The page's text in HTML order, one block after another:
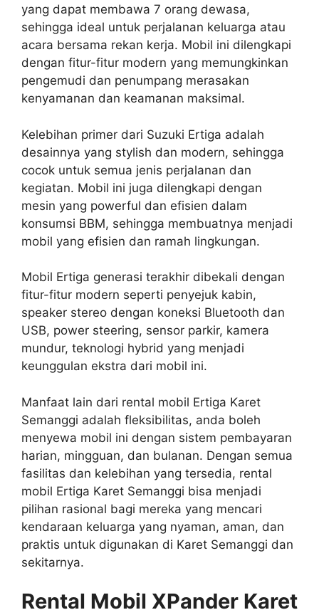
yang dapat membawa 7 orang dewasa,
sehingga ideal untuk perjalanan keluarga atau
acara bersama rekan kerja. Mobil ini dilengkapi
dengan fitur-fitur modern yang memungkinkan
pengemudi dan penumpang merasakan
kenyamanan dan keamanan maksimal.
Kelebihan primer dari Suzuki Ertiga adalah
desainnya yang stylish dan modern, sehingga
cocok untuk semua jenis perjalanan dan
kegiatan. Mobil ini juga dilengkapi dengan
mesin yang powerful dan efisien dalam
konsumsi BBM, sehingga membuatnya menjadi
mobil yang efisien dan ramah lingkungan.
Mobil Ertiga generasi terakhir dibekali dengan
fitur-fitur modern seperti penyejuk kabin,
speaker stereo dengan koneksi Bluetooth dan
USB, power steering, sensor parkir, kamera
mundur, teknologi hybrid yang menjadi
keunggulan ekstra dari mobil ini.
Manfaat lain dari rental mobil Ertiga Karet
Semanggi adalah fleksibilitas, anda boleh
menyewa mobil ini dengan sistem pembayaran
harian, mingguan, dan bulanan. Dengan semua
fasilitas dan kelebihan yang tersedia, rental
mobil Ertiga Karet Semanggi bisa menjadi
pilihan rasional bagi mereka yang mencari
kendaraan keluarga yang nyaman, aman, dan
praktis untuk digunakan di Karet Semanggi dan
sekitarnya.
Rental Mobil XPander Karet